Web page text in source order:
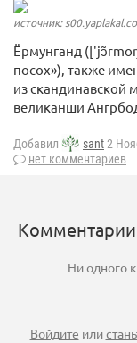
источник:
Ёрмунганд
посох»), также
из скандинавской
великанши
Добавил sant2
нет комментариев
Комментарии
Ни одного
Войдите или